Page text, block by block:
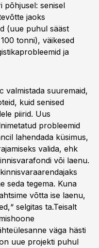
põhjusel: senisel
jaoks
(uue puhul sääst
tonni), väikesed
ja
valmistada suuremaid,
kuid senised
piirid. Uus
probleemid
lahendada küsimus,
valida, ehk
või laenu.
seda tegema. Kuna
võtta ise laenu,
selgitas ta.Teisalt
väga hästi
uue projekti puhul